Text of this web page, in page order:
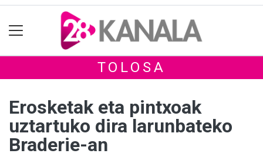
TOLOSA
Erosketak eta pintxoak
uztartuko dira larunbateko
Braderie-an